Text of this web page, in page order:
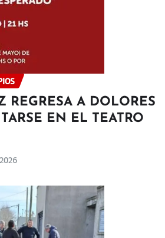
REGRESA A DOLORES
EN EL TEATRO